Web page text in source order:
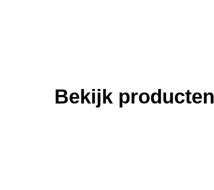
Bekijk producten